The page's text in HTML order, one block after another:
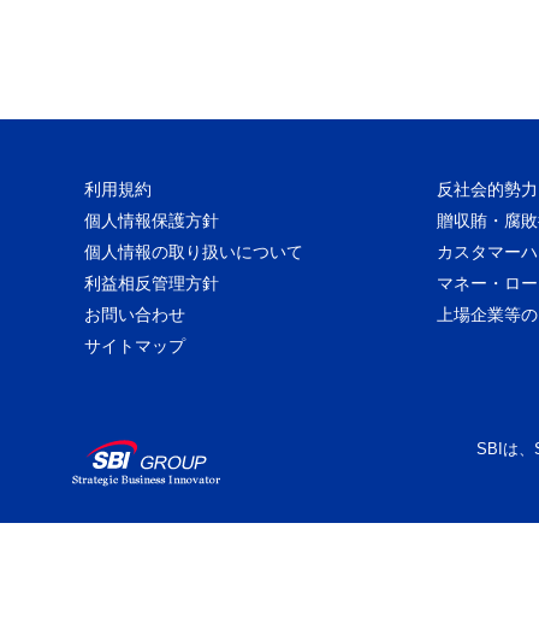
利用規約
反社会的勢
個人情報保護方針
贈収賄・腐
個人情報の取り扱いについて
カスタマー
利益相反管理方針
マネー・ロ
お問い合わせ
上場企業等
サイトマップ
SBIは、